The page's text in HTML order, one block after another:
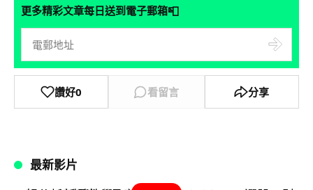
更多精彩文章每日送到電子郵箱📮
讚好0 看留言 分享
最新影片